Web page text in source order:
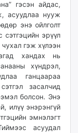
гэсэн айдас,
асуудлаа нууж
энэ ойлголт
эрүүл
гэж хүлээн
хандах нь
хүндрэл,
ганцаараа
засалчид
болсон. Энэ
илүү энэрэнгүй
эмнэлэгт
асуудал